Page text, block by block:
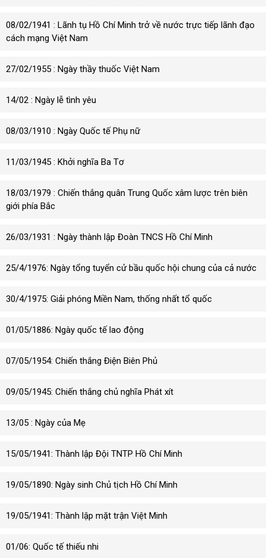
08/02/1941 : Lãnh tụ Hồ Chí Minh trở về nước trực tiếp lãnh đạo
cách mạng Việt Nam
27/02/1955 : Ngày thầy thuốc Việt Nam
14/02 : Ngày lễ tình yêu
08/03/1910 : Ngày Quốc tế Phụ nữ
11/03/1945 : Khởi nghĩa Ba Tơ
18/03/1979 : Chiến thắng quân Trung Quốc xâm lược trên biên
giới phía Bắc
26/03/1931 : Ngày thành lập Đoàn TNCS Hồ Chí Minh
25/4/1976: Ngày tổng tuyển cử bầu quốc hội chung của cả nước
30/4/1975: Giải phóng Miền Nam, thống nhất tổ quốc
01/05/1886: Ngày quốc tế lao động
07/05/1954: Chiến thắng Điện Biên Phủ
09/05/1945: Chiến thắng chủ nghĩa Phát xít
13/05 : Ngày của Mẹ
15/05/1941: Thành lập Đội TNTP Hồ Chí Minh
19/05/1890: Ngày sinh Chủ tịch Hồ Chí Minh
19/05/1941: Thành lập mặt trận Việt Minh
01/06: Quốc tế thiếu nhi